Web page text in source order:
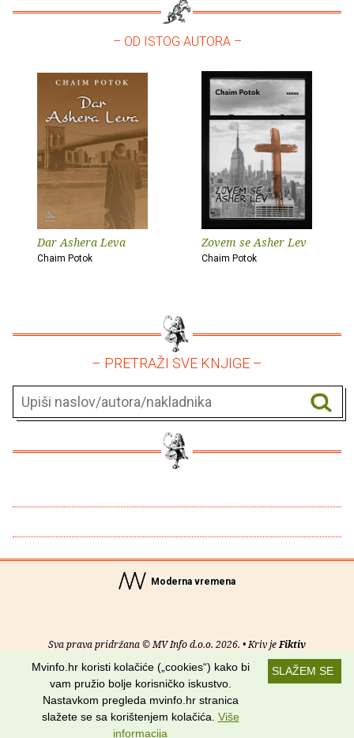
– OD ISTOG AUTORA –
Dar Ashera Leva
Chaim Potok
Zovem se Asher Lev
Chaim Potok
– PRETRAŽI SVE KNJIGE –
Moderna vremena
Sva prava pridržana © MV Info d.o.o. 2026. • Kriv jeFiktiv
Uvjeti korištenja RSS kanali
Potraži nas na:
SLAŽEM SE
Mvinfo.hr koristi kolačiće („cookies“) kako bi
vam pružio bolje korisničko iskustvo.
Nastavkom pregleda mvinfo.hr stranica
slažete se sa korištenjem kolačića. Više
informacija